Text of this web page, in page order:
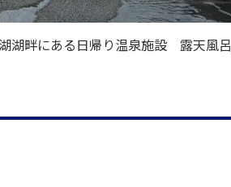
湖畔にある日帰り温泉施設 露天風呂